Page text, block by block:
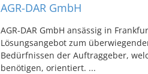
AGR-DAR GmbH
AGR-DAR GmbH ansässig in
Lösungsangebot zum
Bedürfnissen der Auftraggeber,
benötigen, orientiert. ...